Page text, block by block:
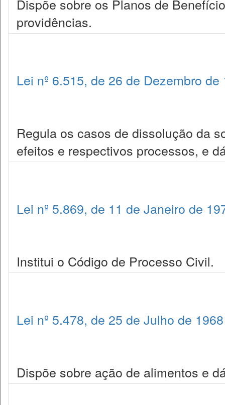
Dispõe sobre os Planos de
providências.
Lei nº 6.515, de 26 de Dezembro de
Regula os casos de dissolução da
efeitos e respectivos processos, e
Lei nº 5.869, de 11 de Janeiro de
Institui o Código de Processo Civil.
Lei nº 5.478, de 25 de Julho de 1968
Dispõe sobre ação de alimentos e